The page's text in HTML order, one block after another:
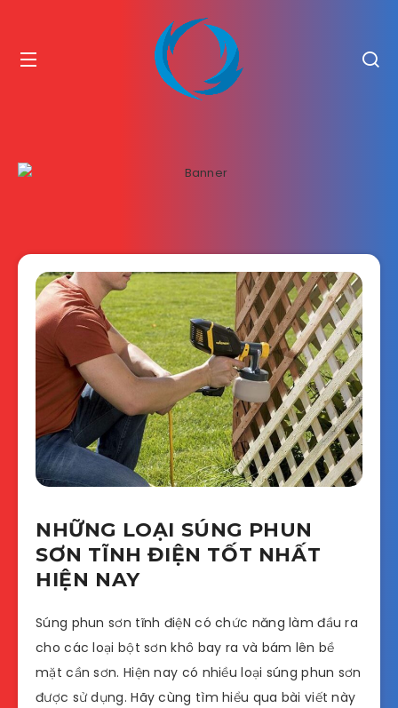
NHỮNG LOẠI SÚNG PHUN
SƠN TĨNH ĐIỆN TỐT NHẤT
HIỆN NAY
Súng phun sơn tĩnh điệN có chức năng làm đầu ra
cho các loại bột sơn khô bay ra và bám lên bề
mặt cần sơn. Hiện nay có nhiều loại súng phun sơn
được sử dụng. Hãy cùng tìm hiểu qua bài viết này